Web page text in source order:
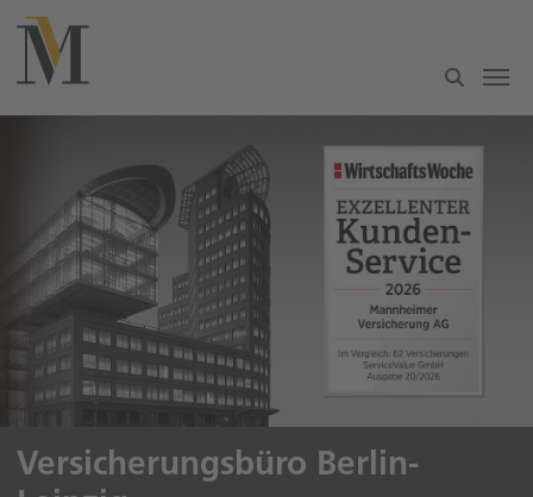
Zum Hauptinhalt springen
Versicherungsbüro Berlin-